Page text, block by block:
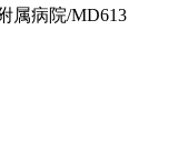
属病院/MD613